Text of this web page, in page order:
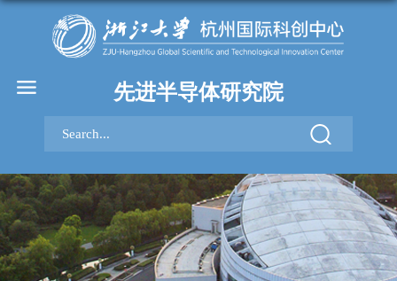
先进半导体研究院